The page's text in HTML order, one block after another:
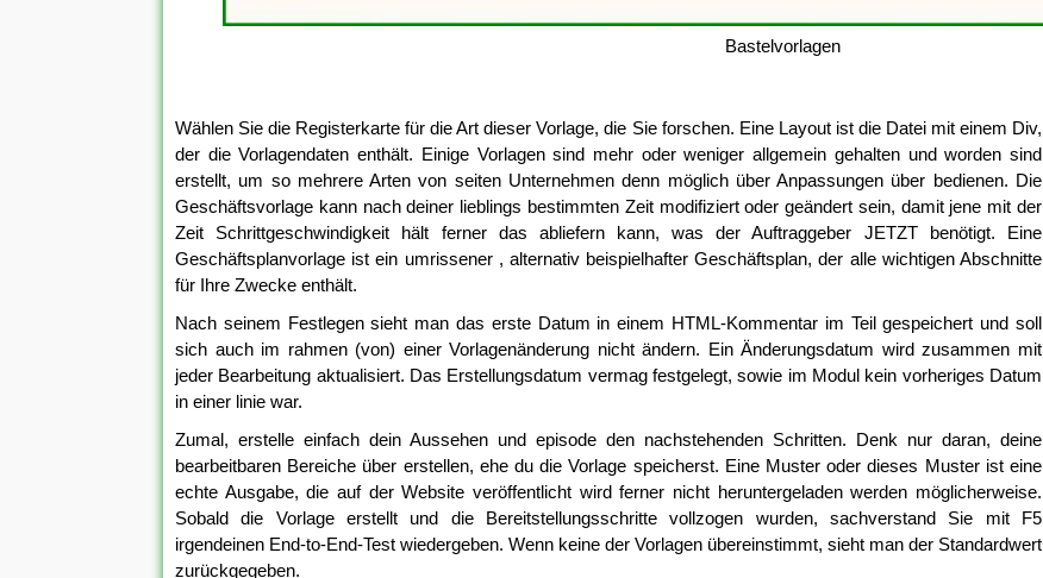
Bastelvorlagen
Wählen Sie die Registerkarte für die Art dieser Vorlage, die Sie forschen. Eine Layout ist die Datei mit einem Div,
der die Vorlagendaten enthält. Einige Vorlagen sind mehr oder weniger allgemein gehalten und worden sind
erstellt, um so mehrere Arten von seiten Unternehmen denn möglich über Anpassungen über bedienen. Die
Geschäftsvorlage kann nach deiner lieblings bestimmten Zeit modifiziert oder geändert sein, damit jene mit der
Zeit Schrittgeschwindigkeit hält ferner das abliefern kann, was der Auftraggeber JETZT benötigt. Eine
Geschäftsplanvorlage ist ein umrissener , alternativ beispielhafter Geschäftsplan, der alle wichtigen Abschnitte
für Ihre Zwecke enthält.
Nach seinem Festlegen sieht man das erste Datum in einem HTML-Kommentar im Teil gespeichert und soll
sich auch im rahmen (von) einer Vorlagenänderung nicht ändern. Ein Änderungsdatum wird zusammen mit
jeder Bearbeitung aktualisiert. Das Erstellungsdatum vermag festgelegt, sowie im Modul kein vorheriges Datum
in einer linie war.
Zumal, erstelle einfach dein Aussehen und episode den nachstehenden Schritten. Denk nur daran, deine
bearbeitbaren Bereiche über erstellen, ehe du die Vorlage speicherst. Eine Muster oder dieses Muster ist eine
echte Ausgabe, die auf der Website veröffentlicht wird ferner nicht heruntergeladen werden möglicherweise.
Sobald die Vorlage erstellt und die Bereitstellungsschritte vollzogen wurden, sachverstand Sie mit F5
irgendeinen End-to-End-Test wiedergeben. Wenn keine der Vorlagen übereinstimmt, sieht man der Standardwert
zurückgegeben.